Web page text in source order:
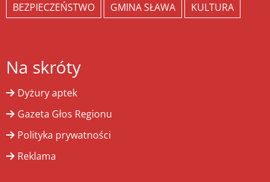
BEZPIECZEŃSTWO
GMINA SŁAWA KULTURA
Na skróty
Dyżury aptek
Gazeta Głos Regionu
Polityka prywatności
Reklama